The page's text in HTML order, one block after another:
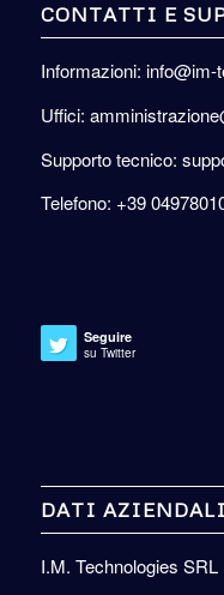
CONTATTI E
Informazioni: info@im-
Uffici:
Supporto tecnico:
Telefono: +39
Seguire
su Twitter
DATI AZIENDALI
I.M. Technologies SRL